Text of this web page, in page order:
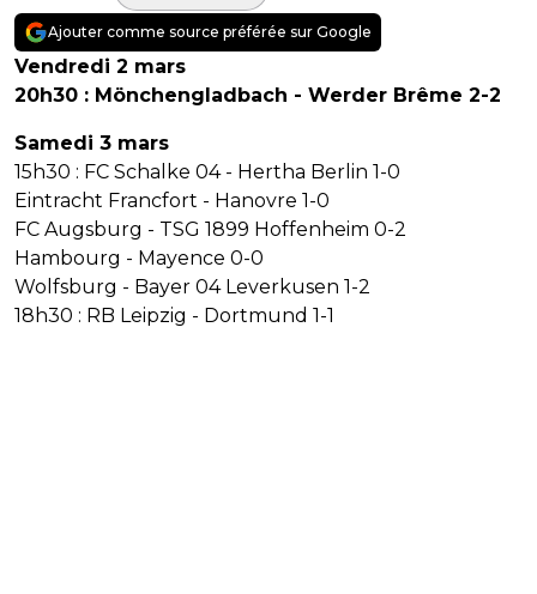
Ajouter comme source préférée sur Google
Vendredi 2 mars
20h30 : Mönchengladbach - Werder Brême 2-2
Samedi 3 mars
15h30 : FC Schalke 04 - Hertha Berlin 1-0
Eintracht Francfort - Hanovre 1-0
FC Augsburg - TSG 1899 Hoffenheim 0-2
Hambourg - Mayence 0-0
Wolfsburg - Bayer 04 Leverkusen 1-2
18h30 : RB Leipzig - Dortmund 1-1